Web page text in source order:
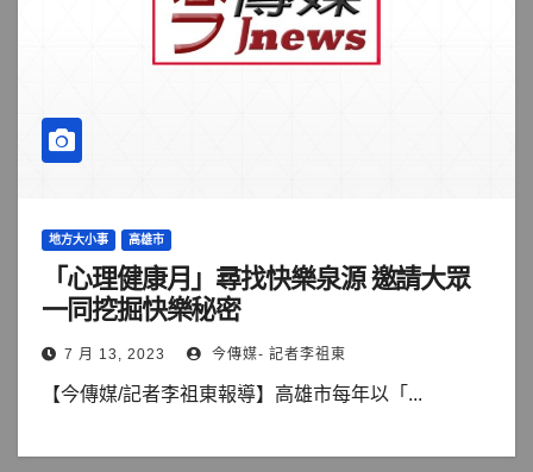
地方大小事 高雄市
「心理健康月」尋找快樂泉源 邀請大眾
一同挖掘快樂秘密
7 月 13, 2023 今傳媒- 記者李祖東
【今傳媒/記者李祖東報導】高雄市每年以「...